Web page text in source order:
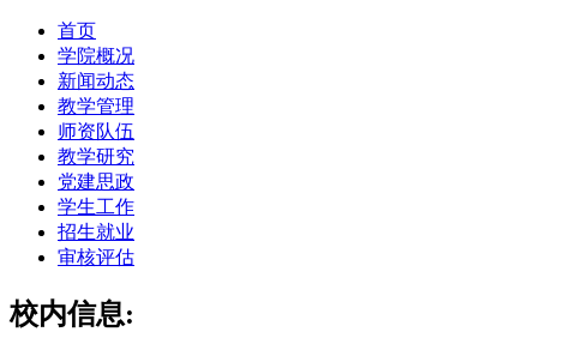
首页
学院概况
新闻动态
教学管理
师资队伍
教学研究
党建思政
学生工作
招生就业
审核评估
校内信息: